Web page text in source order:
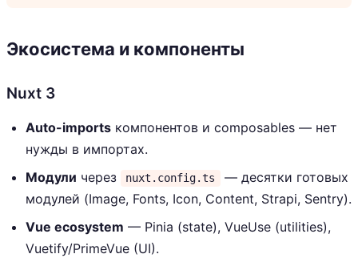
Экосистема и компоненты
Nuxt 3
Auto-imports компонентов и composables — нет
нужды в импортах.
Модули через nuxt.config.ts
— десятки готовых
модулей (Image, Fonts, Icon, Content, Strapi, Sentry).
Vue ecosystem — Pinia (state), VueUse (utilities),
Vuetify/PrimeVue (UI).